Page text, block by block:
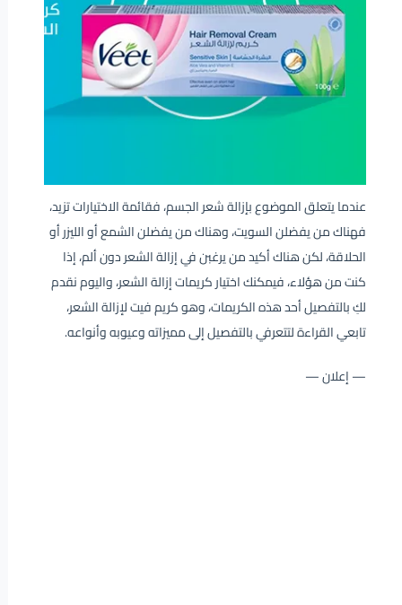
عندما يتعلق الموضوع بإزالة شعر الجسم، فقائمة الاختيارات تزيد،
فهناك من يفضلن السويت، وهناك من يفضلن الشمع أو الليزر أو
الحلاقة، لكن هناك أكيد من يرغبن في إزالة الشعر دون ألم، إذا
كنت من هؤلاء، فيمكنك اختيار كريمات إزالة الشعر، واليوم نقدم
لكِ بالتفصيل أحد هذه الكريمات، وهو كريم فيت لإزالة الشعر،
تابعي القراءة لتتعرفي بالتفصيل إلى مميزاته وعيوبه وأنواعه.
— إعلان —